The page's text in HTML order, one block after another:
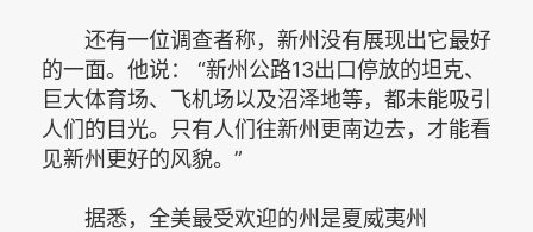
还有一位调查者称，新州没有展现出它最好
的一面。他说： “新州公路13出口停放的坦克、
巨大体育场、飞机场以及沼泽地等，都未能吸引
人们的目光。只有人们往新州更南边去，才能看
见新州更好的风貌。”
据悉，全美最受欢迎的州是夏威夷州